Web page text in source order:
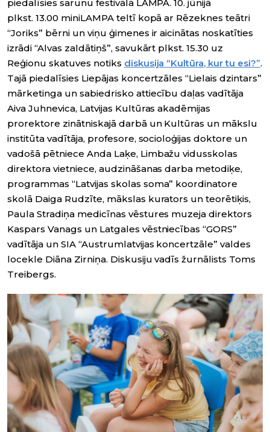
piedalīsies sarunu festivālā LAMPA. 10. jūnijā
plkst. 13.00 miniLAMPA teltī kopā ar Rēzeknes teātri
“Joriks” bērni un viņu ģimenes ir aicinātas noskatīties
izrādi “Alvas zaldātiņš”, savukārt plkst. 15.30 uz
Reģionu skatuves notiks diskusija “Kultūra, kur tu esi?”.
Tajā piedalīsies Liepājas koncertzāles “Lielais dzintars”
mārketinga un sabiedrisko attiecību daļas vadītāja
Aiva Juhnevica, Latvijas Kultūras akadēmijas
prorektore zinātniskajā darbā un Kultūras un mākslu
institūta vadītāja, profesore, socioloģijas doktore un
vadošā pētniece Anda Laķe, Limbažu vidusskolas
direktora vietniece, audzināšanas darba metodiķe,
programmas “Latvijas skolas soma” koordinatore
skolā Daiga Rudzīte, mākslas kurators un teorētiķis,
Paula Stradiņa medicīnas vēstures muzeja direktors
Kaspars Vanags un Latgales vēstniecības “GORS”
vadītāja un SIA “Austrumlatvijas koncertzāle” valdes
locekle Diāna Zirniņa. Diskusiju vadīs žurnālists Toms
Treibergs.